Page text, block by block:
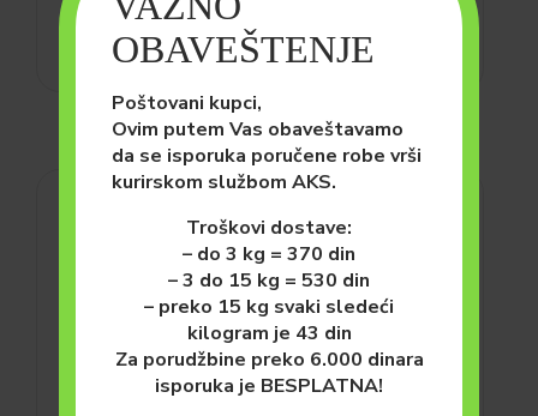
DODAJ U KORPU
OBAVEŠTENJE
Poštovani kupci,
Ovim putem Vas obaveštavamo
da se isporuka poručene robe vrši
kurirskom službom AKS.
Troškovi dostave:
– do 3 kg = 370 din
– 3 do 15 kg = 530 din
– preko 15 kg svaki sledeći
kilogram je 43 din
Za porudžbine preko 6.000 dinara
isporuka je BESPLATNA!